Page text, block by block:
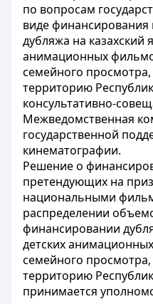
по вопросам
виде
дубляжа на казахский
анимационных
семейного
территорию
консультативно-
Межведомственная
государственной
кинематографии.
Решение о
претендующих на
национальными
распределении
финансировании
детских
семейного
территорию
принимается